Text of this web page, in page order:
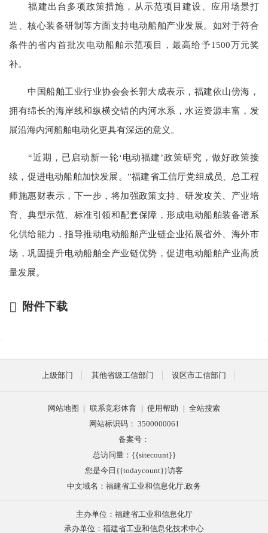
福建出台多项政策措施，从示范项目建设、应用场景打
造、核心装备研制等方面支持电动船舶产业发展。如对于符合
条件的省内首批次电动船舶示范项目，最高给予1500万元奖
补。
中国船舶工业行业协会会长郭大成表示，福建依山傍海，
拥有绵长的海岸线和纵横交错的内河水系，水运资源丰富，发
展沿海内河船舶电动化更具有深远的意义。
“近期，已启动新一轮‘电动福建’政策研究，做好政策接
续，促进电动船舶加快发展。”福建省工信厅党组成员、总工程
师施惠财表示，下一步，将加强政策支持、研发攻关、产业培
育、典型示范、标准引领和配套保障，形成电动船舶装备谱系
化供给能力，指导推动电动船舶产业链企业拓展省外、海外市
场，巩固提升电动船舶全产业链优势，促进电动船舶产业高质
量发展。
附件下载
上级部门 其他省级工信部门 设区市工信部门
网站地图 | 联系竞彩体育 | 使用帮助 | 全站搜索
网站标识码： 3500000061
备案号：
总访问量：{{sitecount}}
您是今日{{todaycount}}访客
中文域名：福建省工业和信息化厅.政务
主办单位：福建省工业和信息化厅
承办单位：福建省工业和信息化技术中心